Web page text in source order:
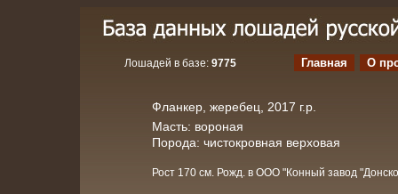
Лошадей в базе: 9775 Главная О
Фланкер, жеребец, 2017 г.р.
Масть: вороная
Порода: чистокровная верховая
Рост 170 см. Рожд. в ООО "Конный завод